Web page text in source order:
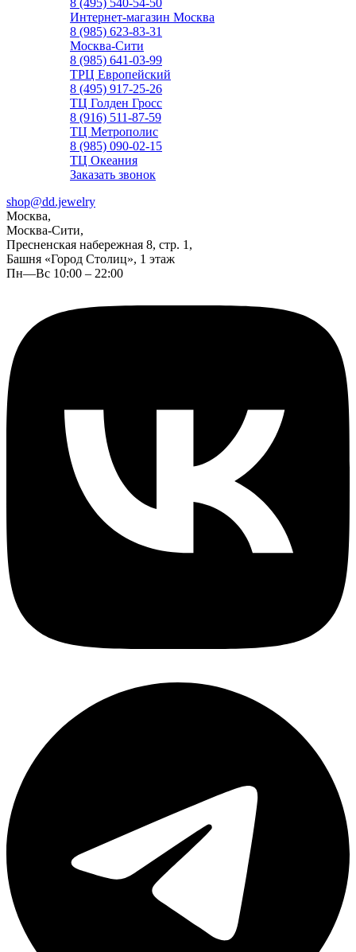
8 (495) 540-54-50
Интернет-магазин Москва
8 (985) 623-83-31
Москва-Сити
8 (985) 641-03-99
ТРЦ Европейский
8 (495) 917-25-26
ТЦ Голден Гросс
8 (916) 511-87-59
ТЦ Метрополис
8 (985) 090-02-15
ТЦ Океания
Заказать звонок
shop@dd.jewelry
Москва,
Москва-Сити,
Пресненская набережная 8, стр. 1,
Башня «Город Столиц», 1 этаж
Пн—Вс 10:00 – 22:00